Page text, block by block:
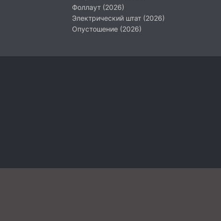
Фоллаут (2026)
Электрический штат (2026)
Опустошение (2026)